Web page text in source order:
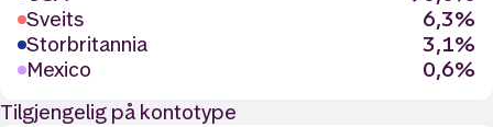
Sveits
6,3%
Storbritannia
3,1%
Mexico
0,6%
Tilgjengelig på kontotype